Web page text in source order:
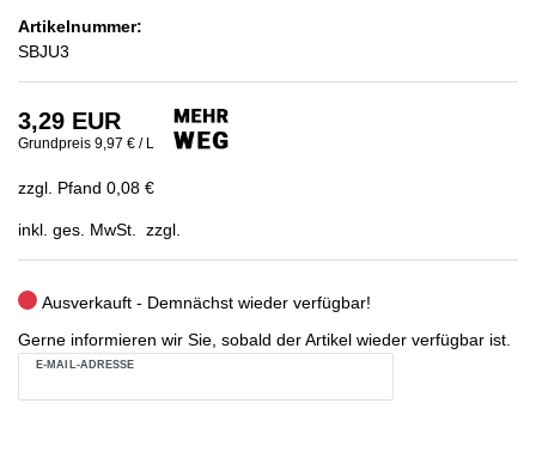
Artikelnummer:
SBJU3
3,29 EUR
Grundpreis 9,97 € / L
zzgl. Pfand 0,08 €
inkl. ges. MwSt. zzgl.
Ausverkauft - Demnächst wieder verfügbar!
Gerne informieren wir Sie, sobald der Artikel wieder verfügbar ist.
E-MAIL-ADRESSE